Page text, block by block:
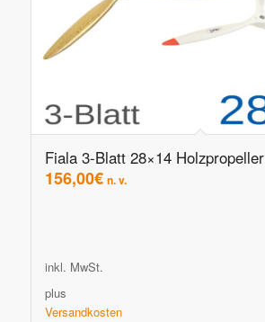
Fiala 3-Blatt 28×14 Holzpropeller
156,00€ n. v.
inkl. MwSt.
plus
Versandkosten